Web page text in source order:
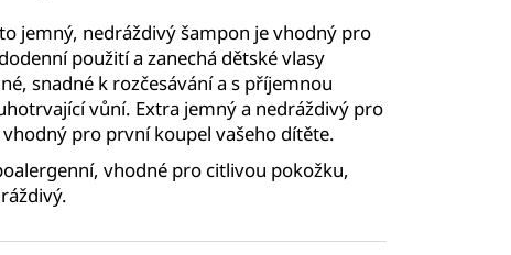
jemný, nedráždivý šampon je vhodný pro
použití a zanechá dětské vlasy
snadné k rozčesávání a s příjemnou
vůní. Extra jemný a nedráždivý pro
vhodný pro první koupel vašeho dítěte.
vhodné pro citlivou pokožku,
ROLLER MASÁŽNÍ
(JADEIT)